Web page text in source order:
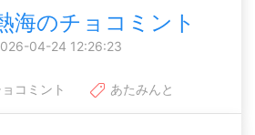
海のチョコミント
04-24 12:26:23
コミント あたみんと